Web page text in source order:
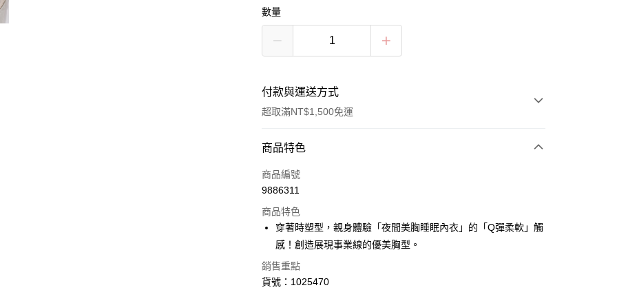
數量
付款與運送方式
超取滿NT$1,500免運
付款方式
信用卡一次付款
LINE Pay
Apple Pay
商品特色
商品編號
9886311
商品特色
穿著時塑型，親身體驗「夜間美胸睡眠內衣」的「Q彈柔軟」觸
感！創造展現事業線的優美胸型。
銷售重點
貨號：1025470